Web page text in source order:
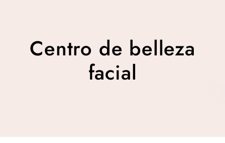
Centro de belleza
facial